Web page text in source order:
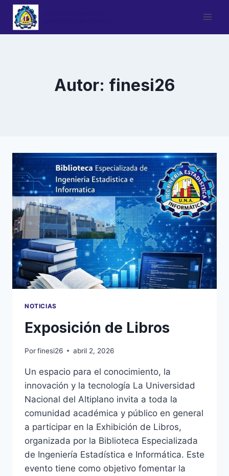
Saltar
contenido
Autor: finesi26
NOTICIAS
Exposición de Libros
Porfinesi26 abril 2, 2026
Un espacio para el conocimiento, la
innovación y la tecnología La Universidad
Nacional del Altiplano invita a toda la
comunidad académica y público en general
a participar en la Exhibición de Libros,
organizada por la Biblioteca Especializada
de Ingeniería Estadística e Informática. Este
evento tiene como objetivo fomentar la